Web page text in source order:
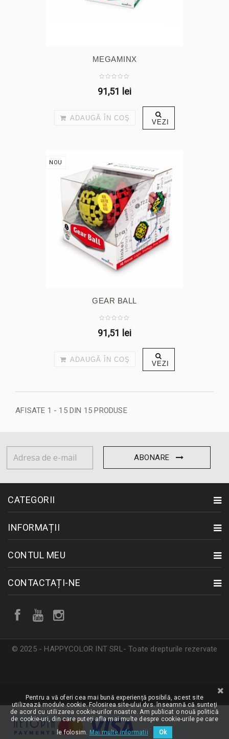
MEGAMINX
91,51 lei
ADAUGĂ ÎN COŞ VEZI
NOU
GEAR BALL
91,51 lei
ADAUGĂ ÎN COŞ VEZI
AFISATE 1 - 15 DIN 15 PRODUSE
ABONARE
CATEGORII
INFORMAȚII
CONTUL MEU
CONTACTAȚI-NE
© 2025 - HAPPYCOLOR INT SRL- Toate drepturile rezervate
Pentru a vă oferi cea mai bună experiență posibilă, acest site
utilizează module cookie. Folosirea site-ului dvs. înseamnă că sunteți
de acord cu utilizarea cookie-urilor noastre. Am publicat o nouă politică
de cookie-uri, din care puteți afla mai multe despre cookie-urile pe care
le folosim. Mai multe informatii Ok